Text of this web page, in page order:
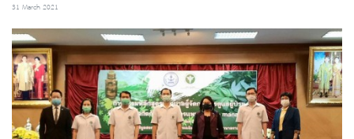
31 March 2021